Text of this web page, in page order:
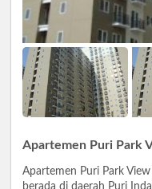
Apartemen Puri Park
Apartemen Puri Park